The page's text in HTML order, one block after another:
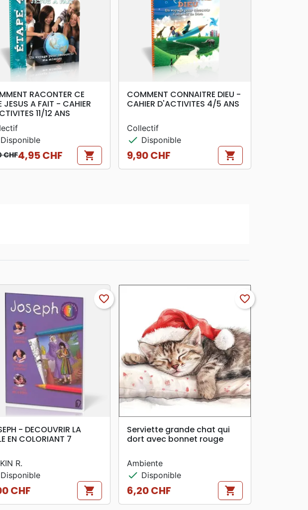
searchAPERÇU RAPIDE
RACONTER CE
JESUS A FAIT - CAHIER
11/12 ANS
Disponible
de base
CHF4,95 CHF shopping_cart
searchAPERÇU RAPIDE
COMMENT CONNAITRE DIEU -
CAHIER D'ACTIVITES 4/5 ANS
Collectif
check Disponible
Prix
9,90 CHF shopping_cart
search APERÇU RAPIDE
favorite_border
- DECOUVRIR LA
EN COLORIANT 7
R.
Disponible
CHF shopping_cart
search APERÇU RAPIDE
favorite_border
Serviette grande chat qui
dort avec bonnet rouge
Ambiente
check Disponible
Prix
6,20 CHF shopping_cart